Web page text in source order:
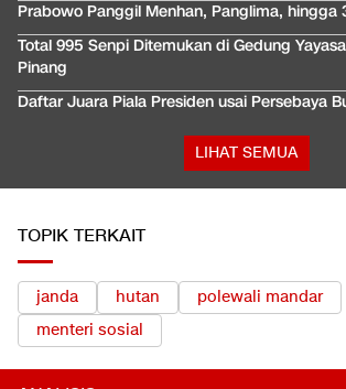
Prabowo Panggil Menhan, Panglima, hingga
Total 995 Senpi Ditemukan di Gedung
Pinang
Daftar Juara Piala Presiden usai Persebaya
LIHAT SEMUA
TOPIK TERKAIT
janda hutan
polewali mandar
menteri sosial